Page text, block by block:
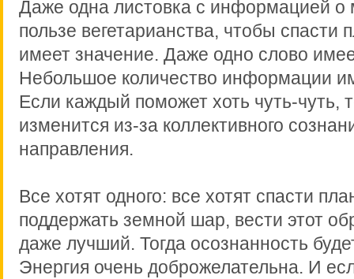
Даже одна листовка с информацией о
пользе вегетарианства, чтобы спасти
имеет значение. Даже одно слово
Небольшое количество информации
Если каждый поможет хоть чуть-чуть,
изменится из-за коллективного
направления.
Все хотят одного: все хотят спасти
поддержать земной шар, вести этот
даже лучший. Тогда осознанность
Энергия очень доброжелательна. И